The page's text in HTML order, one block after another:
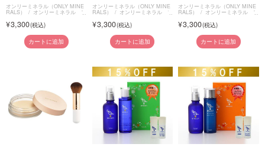
オンリーミネラル（ONLY MINE
RALS） オンリーミネラル フ
3,300
カートに追加
オンリーミネラル（ONLY MINE
RALS） オンリーミネラル フ
3,300
カートに追加
オンリーミネラル（ONLY MINE
RALS） オンリーミネラル フ
3,300
カートに追加